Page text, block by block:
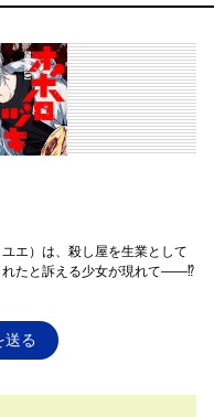
エ）は、殺し屋を生業として
れたと訴える少女が現れて――⁉
送る